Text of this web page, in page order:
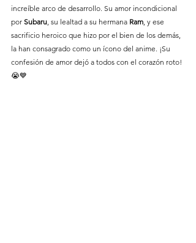
increíble arco de desarrollo. Su amor incondicional
por Subaru , su lealtad a su hermana Ram , y ese
sacrificio heroico que hizo por el bien de los demás,
la han consagrado como un ícono del anime. ¡Su
confesión de amor dejó a todos con el corazón roto!
😭💙